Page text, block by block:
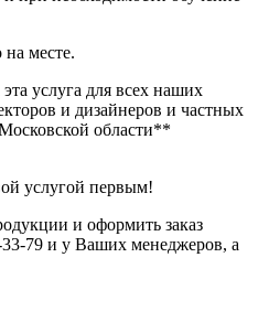
месте.
услуга для всех наших
и дизайнеров и частных
области**
услугой первым!
и оформить заказ
79 и у Ваших менеджеров, а